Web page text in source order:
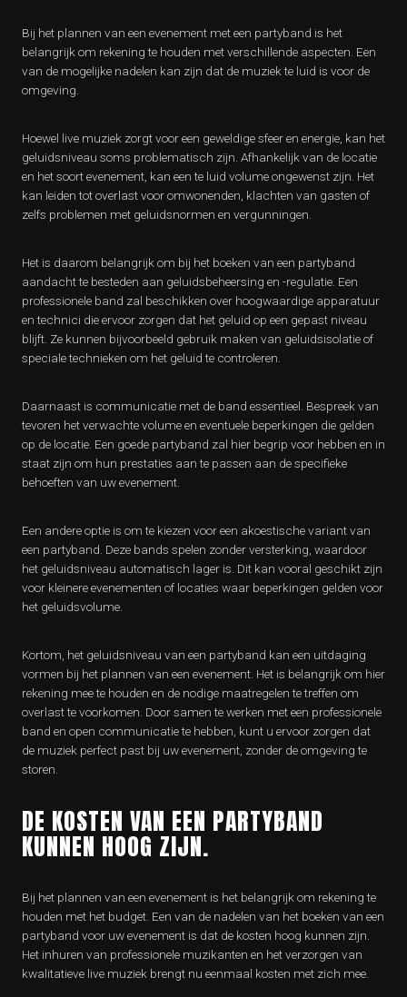
Bij het plannen van een evenement met een partyband is het
belangrijk om rekening te houden met verschillende aspecten. Een
van de mogelijke nadelen kan zijn dat de muziek te luid is voor de
omgeving.
Hoewel live muziek zorgt voor een geweldige sfeer en energie, kan het
geluidsniveau soms problematisch zijn. Afhankelijk van de locatie
en het soort evenement, kan een te luid volume ongewenst zijn. Het
kan leiden tot overlast voor omwonenden, klachten van gasten of
zelfs problemen met geluidsnormen en vergunningen.
Het is daarom belangrijk om bij het boeken van een partyband
aandacht te besteden aan geluidsbeheersing en -regulatie. Een
professionele band zal beschikken over hoogwaardige apparatuur
en technici die ervoor zorgen dat het geluid op een gepast niveau
blijft. Ze kunnen bijvoorbeeld gebruik maken van geluidsisolatie of
speciale technieken om het geluid te controleren.
Daarnaast is communicatie met de band essentieel. Bespreek van
tevoren het verwachte volume en eventuele beperkingen die gelden
op de locatie. Een goede partyband zal hier begrip voor hebben en in
staat zijn om hun prestaties aan te passen aan de specifieke
behoeften van uw evenement.
Een andere optie is om te kiezen voor een akoestische variant van
een partyband. Deze bands spelen zonder versterking, waardoor
het geluidsniveau automatisch lager is. Dit kan vooral geschikt zijn
voor kleinere evenementen of locaties waar beperkingen gelden voor
het geluidsvolume.
Kortom, het geluidsniveau van een partyband kan een uitdaging
vormen bij het plannen van een evenement. Het is belangrijk om hier
rekening mee te houden en de nodige maatregelen te treffen om
overlast te voorkomen. Door samen te werken met een professionele
band en open communicatie te hebben, kunt u ervoor zorgen dat
de muziek perfect past bij uw evenement, zonder de omgeving te
storen.
DE KOSTEN VAN EEN PARTYBAND
KUNNEN HOOG ZIJN.
Bij het plannen van een evenement is het belangrijk om rekening te
houden met het budget. Een van de nadelen van het boeken van een
partyband voor uw evenement is dat de kosten hoog kunnen zijn.
Het inhuren van professionele muzikanten en het verzorgen van
kwalitatieve live muziek brengt nu eenmaal kosten met zich mee.